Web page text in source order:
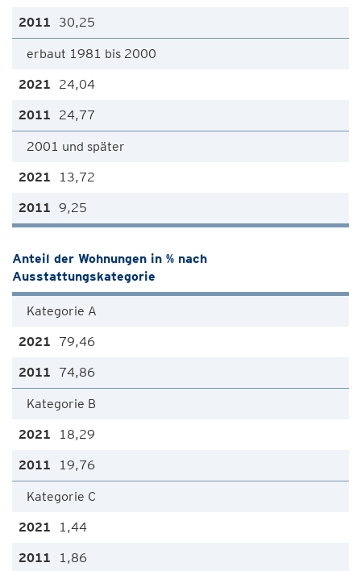
30,25
erbaut 1981 bis 2000
24,04
24,77
2001 und später
13,72
9,25
Anteil der Wohnungen in % nach
Ausstattungskategorie
Kategorie A
79,46
74,86
Kategorie B
18,29
19,76
Kategorie C
1,44
1,86